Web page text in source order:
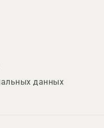
данных